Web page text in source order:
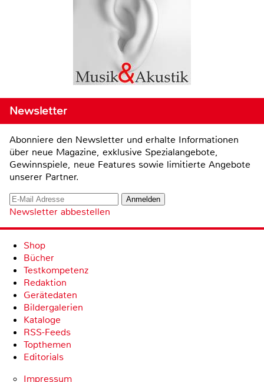
Newsletter
Abonniere den Newsletter und erhalte Informationen
über neue Magazine, exklusive Spezialangebote,
Gewinnspiele, neue Features sowie limitierte Angebote
unserer Partner.
Newsletter abbestellen
Shop
Bücher
Testkompetenz
Redaktion
Gerätedaten
Bildergalerien
Kataloge
RSS-Feeds
Topthemen
Editorials
Impressum